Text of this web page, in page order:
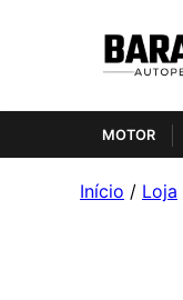
MOTOR
Início / Loja